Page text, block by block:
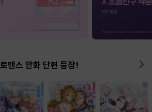
로맨스 만화 단편 등장!